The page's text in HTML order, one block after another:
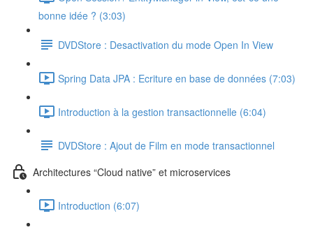
bonne idée ? (3:03)
DVDStore : Desactivation du mode Open In View
Spring Data JPA : Ecriture en base de données (7:03)
Introduction à la gestion transactionnelle (6:04)
DVDStore : Ajout de Film en mode transactionnel
Architectures “Cloud native” et microservices
Introduction (6:07)